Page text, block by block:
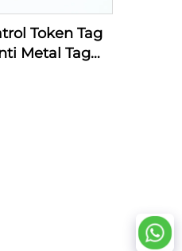
Token Tag
Metal Tag